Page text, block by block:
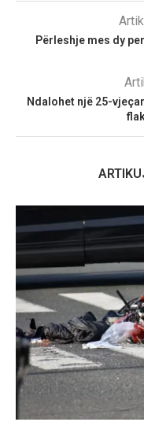
Përleshje mes dy
Ndalohet një 25-